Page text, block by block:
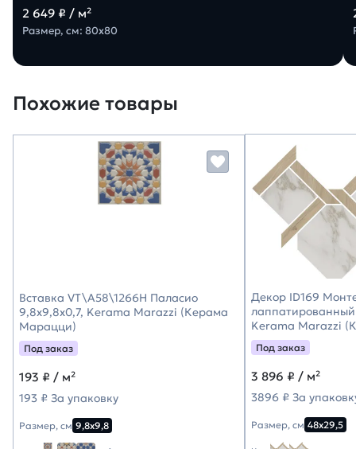
2 649 ₽ / м²
Размер, см: 80х80
Похожие товары
Вставка VT\A58\1266H Паласио
9,8x9,8x0,7, Kerama Marazzi (Керама
Марацци)
Под заказ
193 ₽ / м²
193 ₽ За упаковку
Размер, см 9,8х9,8
Декор ID169
Kerama Marazzi
Под заказ
3 896 ₽ / м²
3896 ₽ За
Размер, см 48х29,5